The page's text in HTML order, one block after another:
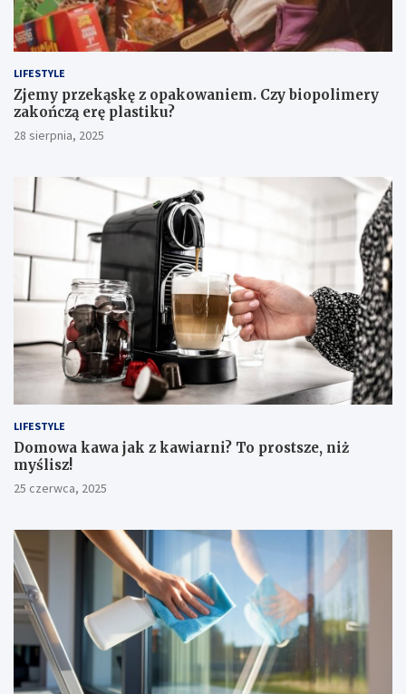
LIFESTYLE
Zjemy przekąskę z opakowaniem. Czy biopolimery
zakończą erę plastiku?
28 sierpnia, 2025
LIFESTYLE
​Domowa kawa jak z kawiarni? To prostsze, niż
myślisz!
25 czerwca, 2025